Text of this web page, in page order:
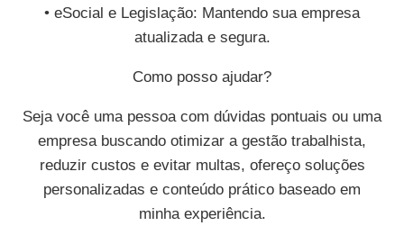
• eSocial e Legislação: Mantendo sua empresa
atualizada e segura.
Como posso ajudar?
Seja você uma pessoa com dúvidas pontuais ou uma
empresa buscando otimizar a gestão trabalhista,
reduzir custos e evitar multas, ofereço soluções
personalizadas e conteúdo prático baseado em
minha experiência.